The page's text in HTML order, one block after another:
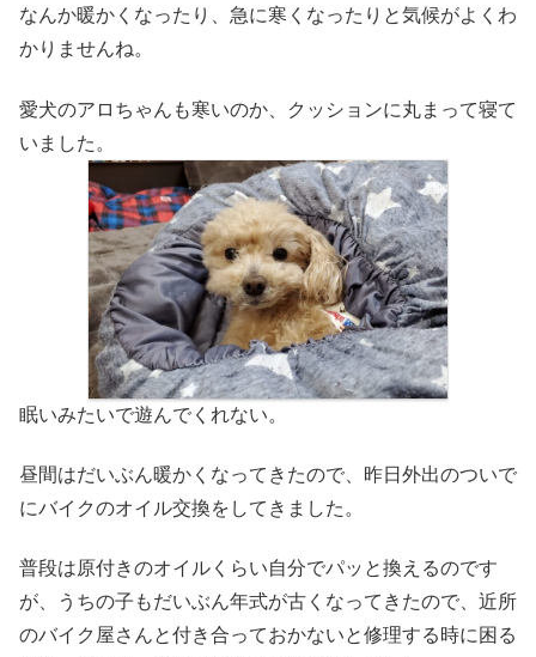
なんか暖かくなったり、急に寒くなったりと気候がよくわ
かりませんね。
愛犬のアロちゃんも寒いのか、クッションに丸まって寝て
いました。
眠いみたいで遊んでくれない。
昼間はだいぶん暖かくなってきたので、昨日外出のついで
にバイクのオイル交換をしてきました。
普段は原付きのオイルくらい自分でパッと換えるのです
が、うちの子もだいぶん年式が古くなってきたので、近所
のバイク屋さんと付き合っておかないと修理する時に困る